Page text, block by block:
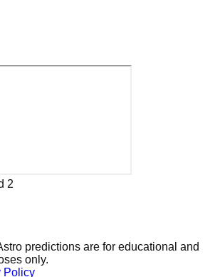
2
predictions are for educational and
only.
Policy